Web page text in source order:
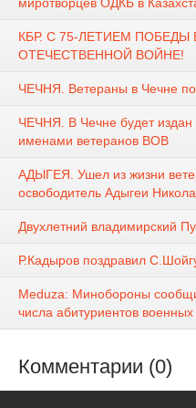
КБР. С 75-ЛЕТИЕМ ПОБЕДЫ
ОТЕЧЕСТВЕННОЙ ВОЙНЕ!
ЧЕЧНЯ. Ветераны в Чечне
ЧЕЧНЯ. В Чечне будет издан
именами ветеранов ВОВ
АДЫГЕЯ. Ушел из жизни
освободитель Адыгеи
Двухлетний владимирский
Р.Кадыров поздравил
Meduza: Минобороны
числа абитуриентов военных
Комментарии (0)